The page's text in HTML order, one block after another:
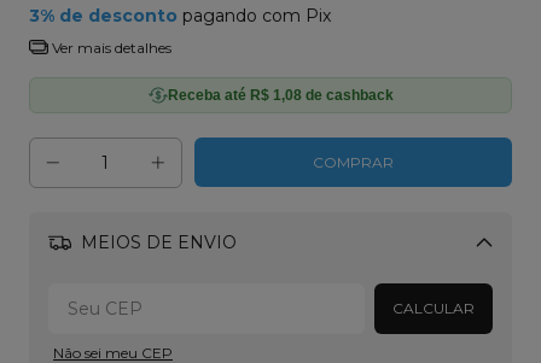
3% de desconto pagando com Pix
Ver mais detalhes
Receba até R$ 1,08 de cashback
MEIOS DE ENVIO
Alterar CEP
CALCULAR
Não sei meu CEP